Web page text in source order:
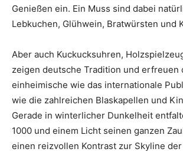
Genießen ein. Ein Muss sind dabei
Lebkuchen, Glühwein, Bratwürsten und
Aber auch Kuckucksuhren,
zeigen deutsche Tradition und erfreuen
einheimische wie das internationale
wie die zahlreichen Blaskapellen und
Gerade in winterlicher Dunkelheit
1000 und einem Licht seinen ganzen
einen reizvollen Kontrast zur Skyline der